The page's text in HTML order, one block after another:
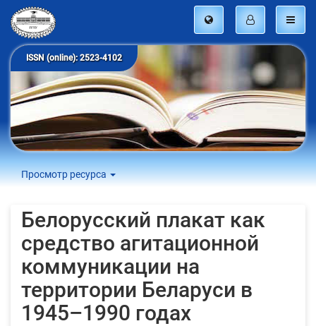
ISSN (online): 2523-4102
Просмотр ресурса
Белорусский плакат как
средство агитационной
коммуникации на
территории Беларуси в
1945–1990 годах